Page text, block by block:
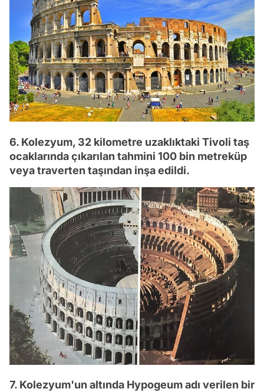
6. Kolezyum, 32 kilometre uzaklıktaki Tivoli taş
ocaklarında çıkarılan tahmini 100 bin metreküp
veya traverten taşından inşa edildi.
7. Kolezyum'un altında Hypogeum adı verilen bir